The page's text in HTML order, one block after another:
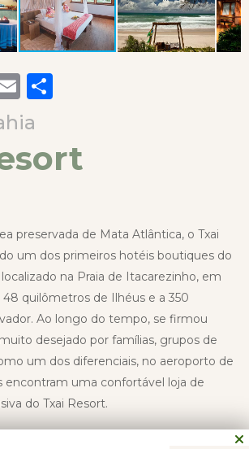
Email
preservada de Mata Atlântica, o Txai
um dos primeiros hotéis boutiques do
na Praia de Itacarezinho, em
48 quilômetros de Ilhéus e a 350
Ao longo do tempo, se firmou
desejado por famílias, grupos de
um dos diferenciais, no aeroporto de
encontram uma confortável loja de
do Txai Resort.